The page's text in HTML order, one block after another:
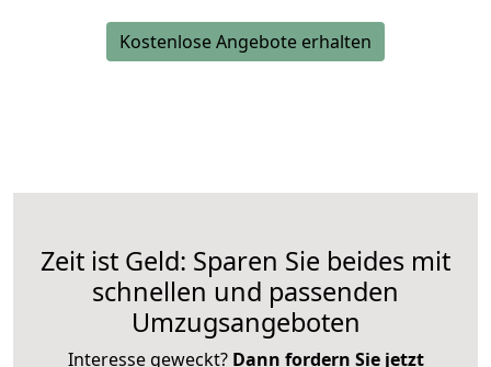
Kostenlose Angebote erhalten
Zeit ist Geld: Sparen Sie beides mit
schnellen und passenden
Umzugsangeboten
Interesse geweckt? Dann fordern Sie jetzt